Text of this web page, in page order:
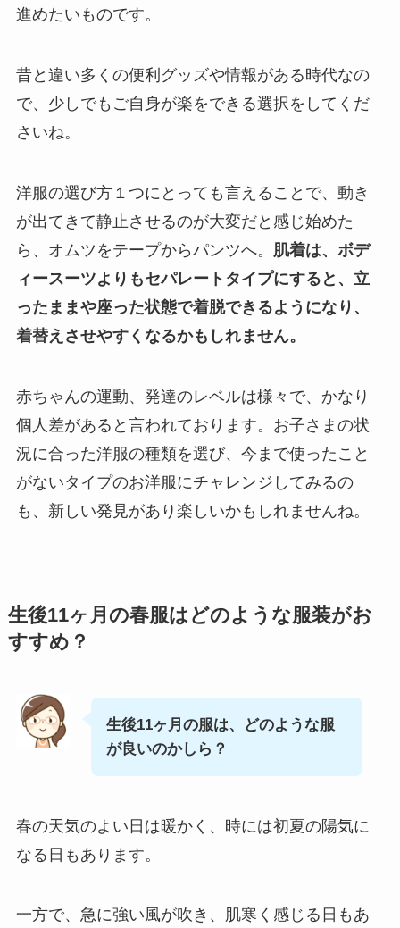
進めたいものです。
昔と違い多くの便利グッズや情報がある時代なの
で、少しでもご自身が楽をできる選択をしてくだ
さいね。
洋服の選び方１つにとっても言えることで、動き
が出てきて静止させるのが大変だと感じ始めた
ら、オムツをテープからパンツへ。
肌着は、ボデ
ィースーツよりもセパレートタイプにすると、立
ったままや座った状態で着脱できるようになり、
着替えさせやすくなるかもしれません。
赤ちゃんの運動、発達のレベルは様々で、かなり
個人差があると言われております。お子さまの状
況に合った洋服の種類を選び、今まで使ったこと
がないタイプのお洋服にチャレンジしてみるの
も、新しい発見があり楽しいかもしれませんね。
生後11ヶ月の春服はどのような服装がお
すすめ？
生後11ヶ月の服は、どのような服
が良いのかしら？
春の天気のよい日は暖かく、時には初夏の陽気に
なる日もあります。
一方で、急に強い風が吹き、肌寒く感じる日もあ